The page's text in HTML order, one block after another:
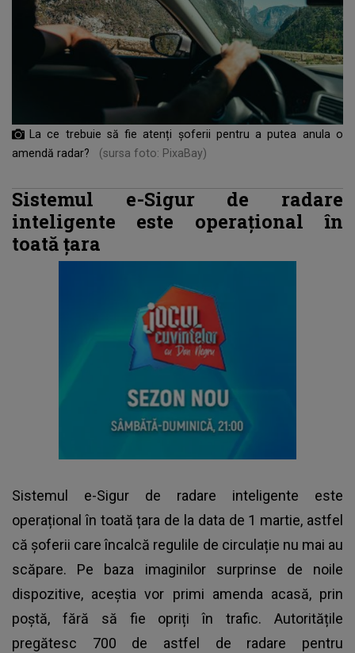
La ce trebuie să fie atenți șoferii pentru a putea anula o
amendă radar?
(sursa foto: PixaBay)
Sistemul e-Sigur de radare
inteligente este operațional în
toată țara
Sistemul e-Sigur de radare inteligente este
operațional în toată țara de la data de 1 martie, astfel
că șoferii care încalcă regulile de circulație nu mai au
scăpare. Pe baza imaginilor surprinse de noile
dispozitive, aceștia vor primi amenda acasă, prin
poștă, fără să fie opriți în trafic. Autoritățile
pregătesc 700 de astfel de radare pentru